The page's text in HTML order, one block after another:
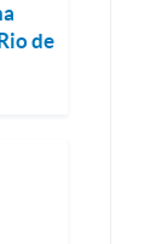
de